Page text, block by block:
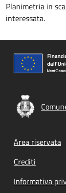
Planimetria in
interessata.
Footer
Area riservata
Crediti
Informativa